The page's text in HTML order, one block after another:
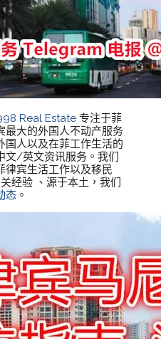
Real Estate 专注于菲
最大的外国人不动产服务
国人以及在菲工作生活的
文/英文资讯服务。我们
律宾生活工作以及移民
经验 、源于本土，我们
态 。